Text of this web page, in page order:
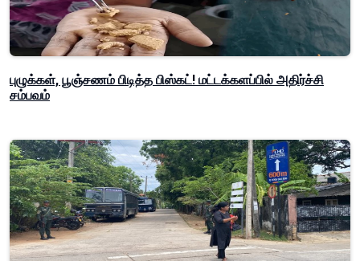
புழுக்கள், பூஞ்சணம் பிடித்த பிஸ்கட்! மட்டக்களப்பில் அதிர்ச்சி
சம்பவம்